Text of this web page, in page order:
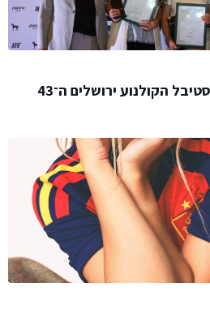
הקולנוע ירושלים ה־43